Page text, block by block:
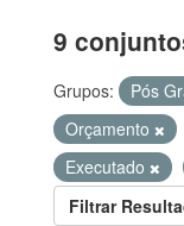
9
Grupos: Pós
Orçamento
Executado
Filtrar